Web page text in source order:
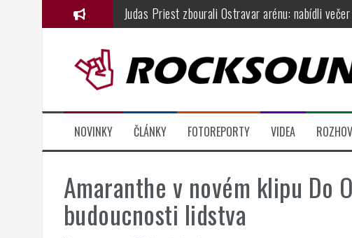
Judas Priest zbourali Ostravar arénu: nabídli
Festival Hrady CZ míří tento pátek a sobotu na
Basinfirefest 2026, den čtvrtý: fenomenální
Horkýže Slíže představují Monte Mabu, nový klip
NOVINKY ČLÁNKY FOTOREPORTY VIDEA
Amaranthe v novém klipu Do
budoucnosti lidstva